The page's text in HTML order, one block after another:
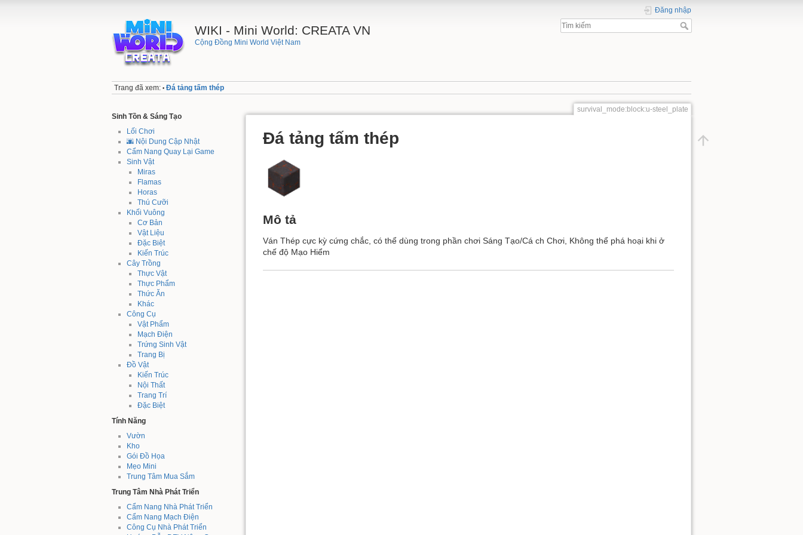
WIKI - Mini World: CREATA VN
Cộng Đồng Mini World Việt Nam
Đăng nhập
Trang đã xem: • Đá tảng tấm thép
Sinh Tồn & Sáng Tạo
Lối Chơi
🌆 Nội Dung Cập Nhật
Cẩm Nang Quay Lại Game
Sinh Vật
Miras
Flamas
Horas
Thú Cưỡi
Khối Vuông
Cơ Bản
Vật Liệu
Đặc Biệt
Kiến Trúc
Cây Trồng
Thực Vật
Thực Phẩm
Thức Ăn
Khác
Công Cụ
Vật Phẩm
Mạch Điện
Trứng Sinh Vật
Trang Bị
Đồ Vật
Kiến Trúc
Nội Thất
Trang Trí
Đặc Biệt
Tính Năng
Vườn
Kho
Gói Đồ Họa
Mẹo Mini
Trung Tâm Mua Sắm
Trung Tâm Nhà Phát Triển
Cẩm Nang Nhà Phát Triển
Cẩm Nang Mạch Điện
Công Cụ Nhà Phát Triển
survival_mode:block:u-steel_plate
Đá tảng tấm thép
Mô tả
Ván Thép cực kỳ cứng chắc, có thể dùng trong phần chơi Sáng Tạo/Cá ch Chơi, Không thể phá hoại khi ở
chế độ Mạo Hiểm